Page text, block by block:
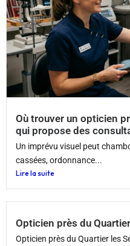
Où trouver un opticien
qui propose des
Un imprévu visuel peut
cassées, ordonnance...
Lire la suite
Opticien près du
Opticien près du Quartier les